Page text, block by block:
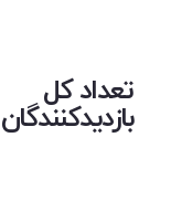
تعداد کل
بازدیدکنندگان